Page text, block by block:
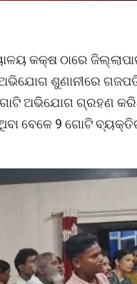
କକ୍ଷ ଠାରେ
ଶୁଣାନୀରେ
ଅଭିଯୋଗ ଗ୍ରହଣ
ବେଳେ 9 ଗୋଟି